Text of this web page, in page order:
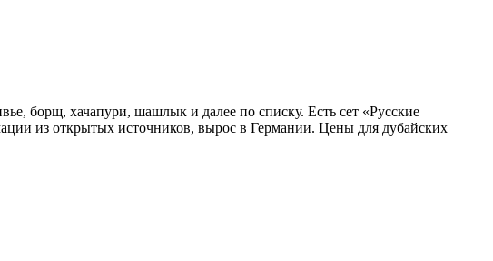
борщ, хачапури, шашлык и далее по списку. Есть сет «Русские
из открытых источников, вырос в Германии. Цены для дубайских